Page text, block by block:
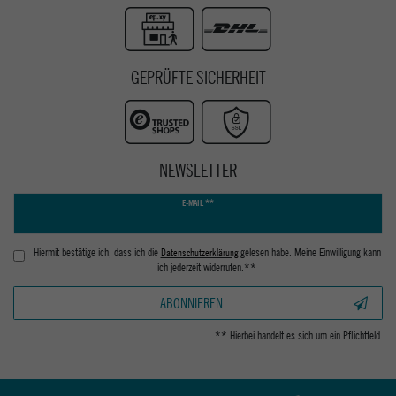
GEPRÜFTE SICHERHEIT
NEWSLETTER
E-MAIL **
Hiermit bestätige ich, dass ich die Daten­schutz­erklärunggelesen habe. Meine Einwilligung kann
ich jederzeit widerrufen.**
ABONNIEREN
** Hierbei handelt es sich um ein Pflichtfeld.